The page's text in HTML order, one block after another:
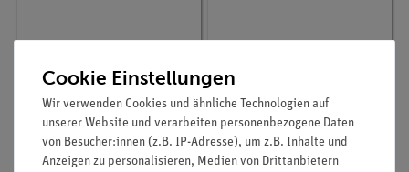
Ausdehnung von Luft
bei konstantem Druck
251,20 €
Gleichdruckgasentwickl
er, NS 29
131,30 €
Cookie Einstellungen
Wir verwenden Cookies und ähnliche Technologien auf
unserer Website und verarbeiten personenbezogene Daten
von Besucher:innen (z.B. IP-Adresse), um z.B. Inhalte und
Anzeigen zu personalisieren, Medien von Drittanbietern